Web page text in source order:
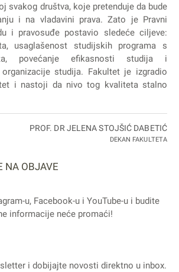
svakog društva, koje pretenduje da bude
i na vladavini prava. Zato je Pravni
i pravosuđe postavio sledeće ciljeve:
usaglašenost studijskih programa s
povećanje efikasnosti studija i
organizacije studija. Fakultet je izgradio
i nastoji da nivo tog kvaliteta stalno
PROF. DR JELENA STOJŠIĆ DABETIĆ
DEKAN FAKULTETA
NA OBJAVE
-u, Facebook-u i YouTube-u i budite
informacije neće promaći!
i dobijajte novosti direktno u inbox.